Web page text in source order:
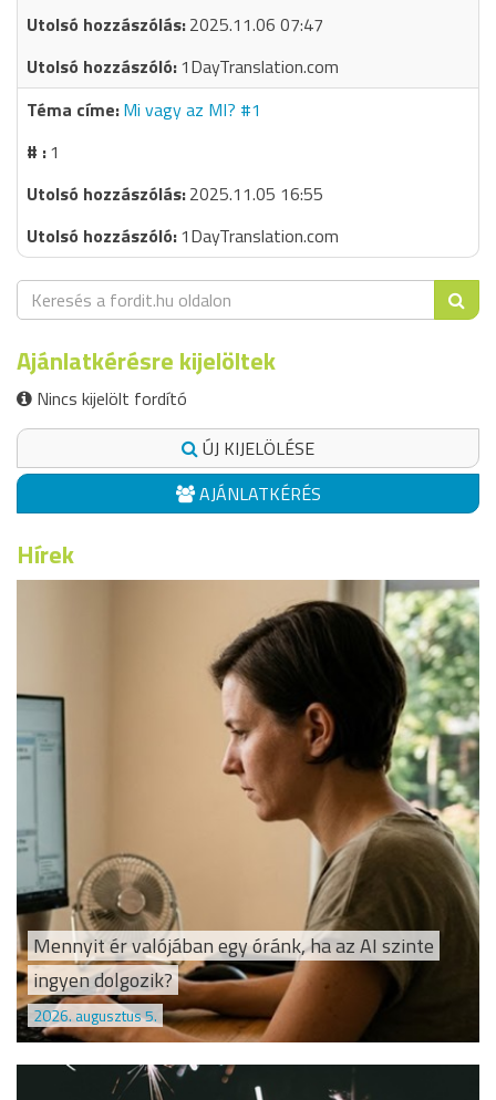
2025.11.06 07:47
1DayTranslation.com
Mi vagy az MI? #1
1
2025.11.05 16:55
1DayTranslation.com
Ajánlatkérésre kijelöltek
Nincs kijelölt fordító
ÚJ KIJELÖLÉSE
AJÁNLATKÉRÉS
Hírek
Mennyit ér valójában egy óránk, ha az AI szinte
ingyen dolgozik?
2026. augusztus 5.